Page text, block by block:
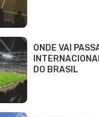
ONDE VAI
DO BRASIL